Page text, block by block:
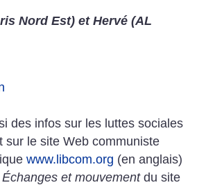
Nord Est) et Hervé (AL
des infos sur les luttes sociales
sur le site Web communiste
www.libcom.org (en anglais)
Échanges et mouvementdu site